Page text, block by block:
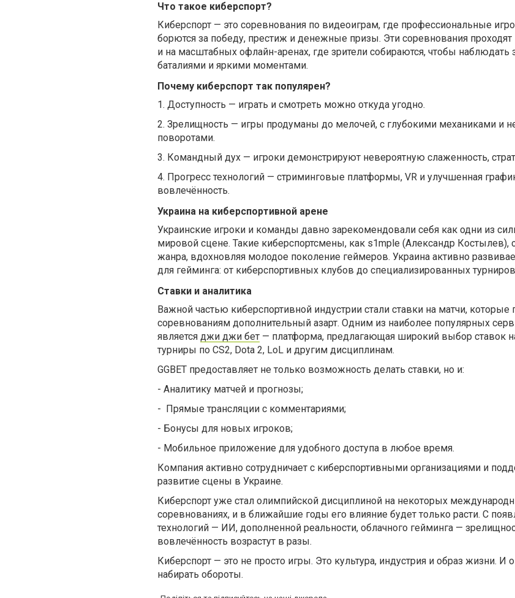
Что такое киберспорт?
Киберспорт — это соревнования по видеоиграм, где профессиональные
борются за победу, престиж и денежные призы. Эти соревнования проходят
и на масштабных офлайн-аренах, где зрители собираются, чтобы
баталиями и яркими моментами.
Почему киберспорт так популярен?
1. Доступность — играть и смотреть можно откуда угодно.
2. Зрелищность — игры продуманы до мелочей, с глубокими механиками и
поворотами.
3. Командный дух — игроки демонстрируют невероятную слаженность,
4. Прогресс технологий — стриминговые платформы, VR и улучшенная
вовлечённость.
Украина на киберспортивной арене
Украинские игроки и команды давно зарекомендовали себя как одни из
мировой сцене. Такие киберспортсмены, как s1mple (Александр Костылев),
жанра, вдохновляя молодое поколение геймеров. Украина активно
для гейминга: от киберспортивных клубов до специализированных
Ставки и аналитика
Важной частью киберспортивной индустрии стали ставки на матчи, которые
соревнованиям дополнительный азарт. Одним из наиболее популярных
является джи джи бет — платформа, предлагающая широкий выбор ставок
турниры по CS2, Dota 2, LoL и другим дисциплинам.
GGBET предоставляет не только возможность делать ставки, но и:
- Аналитику матчей и прогнозы;
- Прямые трансляции с комментариями;
- Бонусы для новых игроков;
- Мобильное приложение для удобного доступа в любое время.
Компания активно сотрудничает с киберспортивными организациями и
развитие сцены в Украине.
Киберспорт уже стал олимпийской дисциплиной на некоторых
соревнованиях, и в ближайшие годы его влияние будет только расти. С
технологий — ИИ, дополненной реальности, облачного гейминга —
вовлечённость возрастут в разы.
Киберспорт — это не просто игры. Это культура, индустрия и образ жизни. И
набирать обороты.